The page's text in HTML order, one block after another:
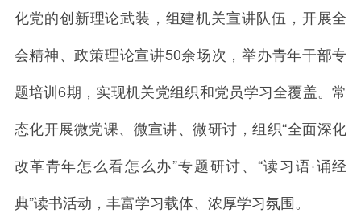
化党的创新理论武装，组建机关宣讲队伍，开展全
会精神、政策理论宣讲50余场次，举办青年干部专
题培训6期，实现机关党组织和党员学习全覆盖。常
态化开展微党课、微宣讲、微研讨，组织“全面深化
改革青年怎么看怎么办”专题研讨、“读习语·诵经
典”读书活动，丰富学习载体、浓厚学习氛围。